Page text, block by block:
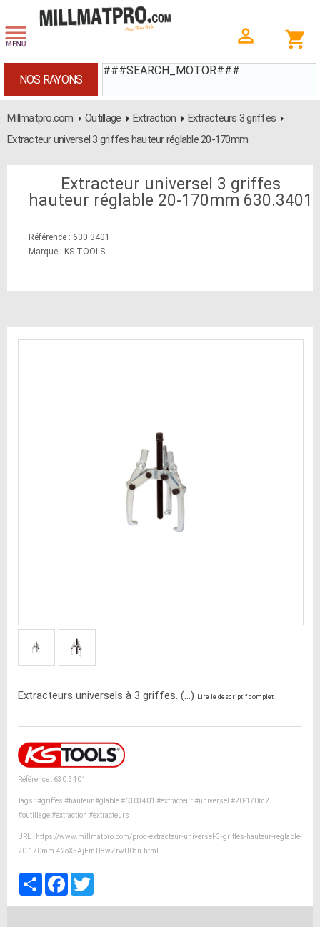
###SEARCH_MOTOR###
NOS RAYONS
Millmatpro.com Outillage Extraction
Extracteurs 3 griffes
Extracteur universel 3 griffes hauteur réglable 20-170mm
Extracteur universel 3 griffes
hauteur réglable 20-170mm 630.3401
Référence : 630.3401
Marque : KS TOOLS
Extracteurs universels à 3 griffes. (...) Lire le descriptif complet
Référence : 630.3401
Tags :#griffes #hauteur#glable#6303401 #extracteur#universel #20-170m2
#outillage#extraction #extracteurs
URL : https://www.millmatpro.com/prod-extracteur-universel-3-griffes-hauteur-reglable-
20-170mm-42oX5AjEmTl8wZrwU0an.html
PartagerFacebook